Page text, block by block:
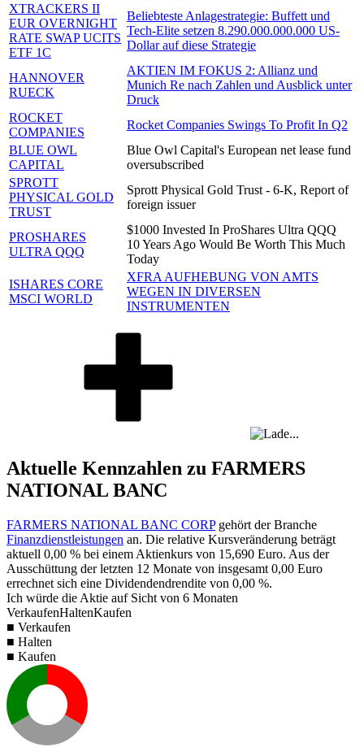
XTRACKERS II
EUR OVERNIGHT
RATE SWAP UCITS
ETF 1C
Beliebteste Anlagestrategie: Buffett und
Tech-Elite setzen 8.290.000.000.000 US-
Dollar auf diese Strategie
HANNOVER
RUECK
AKTIEN IM FOKUS 2: Allianz und
Munich Re nach Zahlen und Ausblick unter
Druck
ROCKET
COMPANIES
Rocket Companies Swings To Profit In Q2
BLUE OWL
CAPITAL
Blue Owl Capital's European net lease fund
oversubscribed
SPROTT
PHYSICAL GOLD
TRUST
Sprott Physical Gold Trust - 6-K, Report of
foreign issuer
PROSHARES
ULTRA QQQ
$1000 Invested In ProShares Ultra QQQ
10 Years Ago Would Be Worth This Much
Today
ISHARES CORE
MSCI WORLD
XFRA AUFHEBUNG VON AMTS
WEGEN IN DIVERSEN
INSTRUMENTEN
Aktuelle Kennzahlen zu FARMERS
NATIONAL BANC
FARMERS NATIONAL BANC CORPgehört der Branche
Finanzdienstleistungen an. Die relative Kursveränderung beträgt
aktuell 0,00 % bei einem Aktienkurs von 15,690 Euro. Aus der
Ausschüttung der letzten 12 Monate von insgesamt 0,00 Euro
errechnet sich eine Dividendendrendite von 0,00 %.
Ich würde die Aktie auf Sicht von 6 Monaten
VerkaufenHaltenKaufen
■ Verkaufen
■ Halten
■ Kaufen